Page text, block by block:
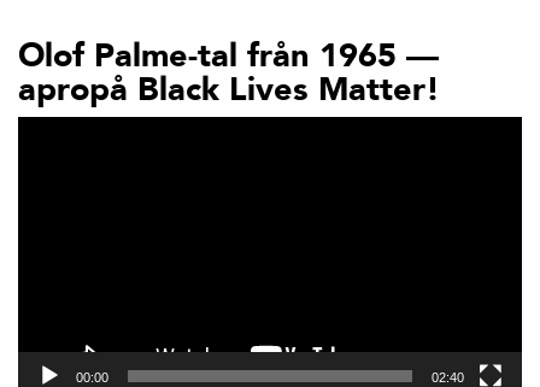
Olof Palme-tal från 1965 —
apropå Black Lives Matter!
00:00 02:40